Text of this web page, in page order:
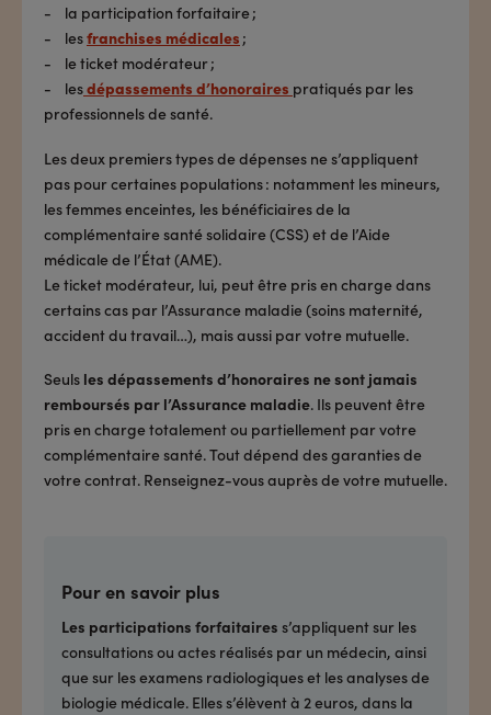
- la participation forfaitaire ;
- lesfranchises médicales ;
- le ticket modérateur ;
- lesdépassements d’honoraires pratiqués par les
professionnels de santé.
Les deux premiers types de dépenses ne s’appliquent
pas pour certaines populations : notamment les mineurs,
les femmes enceintes, les bénéficiaires de la
complémentaire santé solidaire (CSS) et de l’Aide
médicale de l’État (AME).
Le ticket modérateur, lui, peut être pris en charge dans
certains cas par l’Assurance maladie (soins maternité,
accident du travail…), mais aussi par votre mutuelle.
Seuls les dépassements d’honoraires ne sont jamais
remboursés par l’Assurance maladie. Ils peuvent être
pris en charge totalement ou partiellement par votre
complémentaire santé. Tout dépend des garanties de
votre contrat. Renseignez-vous auprès de votre mutuelle.
Pour en savoir plus
Les participations forfaitaires s’appliquent sur les
consultations ou actes réalisés par un médecin, ainsi
que sur les examens radiologiques et les analyses de
biologie médicale. Elles s’élèvent à 2 euros, dans la